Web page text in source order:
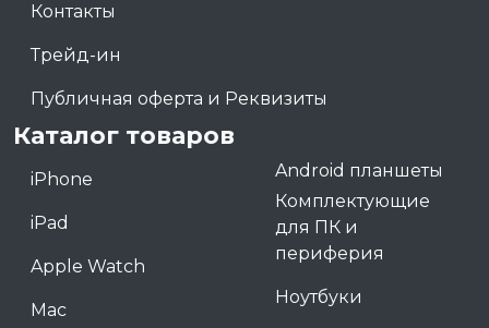
Контакты
Трейд-ин
Публичная оферта и Реквизиты
Каталог товаров
iPhone
iPad
Apple Watch
Mac
Android планшеты
Комплектующие
для ПК и
периферия
Ноутбуки